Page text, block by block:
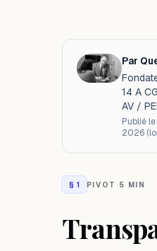
Par
14 A
AV /
Publié le
2026
§ 1 PIVOT · 5 MIN